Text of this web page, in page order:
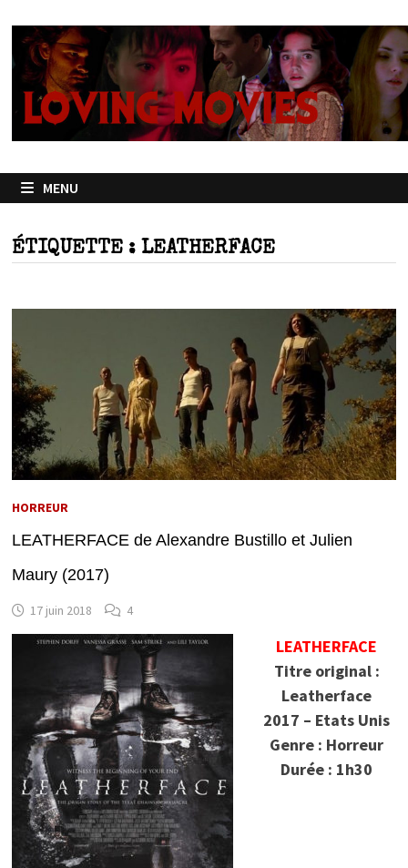
contenu
MENU
ÉTIQUETTE : LEATHERFACE
HORREUR
LEATHERFACE de Alexandre Bustillo et Julien
Maury (2017)
17 juin 2018 4
LEATHERFACE
Titre original :
Leatherface
2017 – Etats Unis
Genre : Horreur
Durée : 1h30